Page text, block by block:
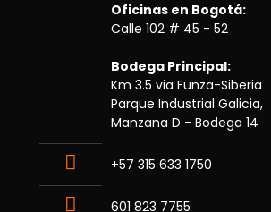
Oficinas en Bogotá:
Calle 102 # 45 - 52
Bodega Principal:
Km 3.5 via Funza-Siberia
Parque Industrial Galicia,
Manzana D - Bodega 14
+57 315 633 1750
601 823 7755